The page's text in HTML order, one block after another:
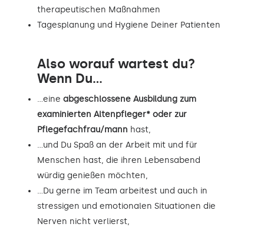
therapeutischen Maßnahmen
Tagesplanung und Hygiene Deiner Patienten
Also worauf wartest du?
Wenn Du...
…eine abgeschlossene Ausbildung zum
examinierten Altenpfleger* oder zur
Pflegefachfrau/mann hast,
…und Du Spaß an der Arbeit mit und für
Menschen hast, die ihren Lebensabend
würdig genießen möchten,
…Du gerne im Team arbeitest und auch in
stressigen und emotionalen Situationen die
Nerven nicht verlierst,